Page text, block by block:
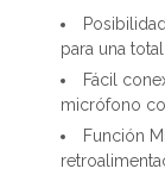
para una
Fácil
micrófono
Función